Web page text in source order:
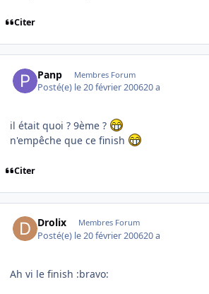
Citer
Panp Membres Forum
Posté(e) le 20 février 200620 a
il était quoi ? 9ème ?
n'empêche que ce finish
Citer
Drolix Membres Forum
Posté(e) le 20 février 200620 a
Ah vi le finish :bravo: